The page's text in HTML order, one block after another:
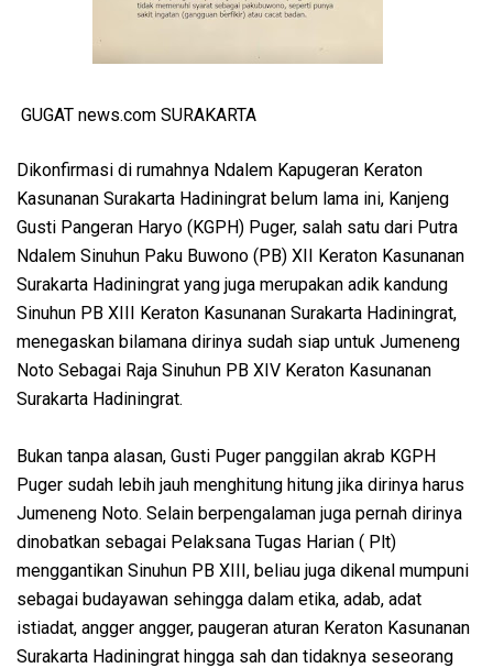
GUGAT news.com SURAKARTA
Dikonfirmasi di rumahnya Ndalem Kapugeran Keraton
Kasunanan Surakarta Hadiningrat belum lama ini, Kanjeng
Gusti Pangeran Haryo (KGPH) Puger, salah satu dari Putra
Ndalem Sinuhun Paku Buwono (PB) XII Keraton Kasunanan
Surakarta Hadiningrat yang juga merupakan adik kandung
Sinuhun PB XIII Keraton Kasunanan Surakarta Hadiningrat,
menegaskan bilamana dirinya sudah siap untuk Jumeneng
Noto Sebagai Raja Sinuhun PB XIV Keraton Kasunanan
Surakarta Hadiningrat.
Bukan tanpa alasan, Gusti Puger panggilan akrab KGPH
Puger sudah lebih jauh menghitung hitung jika dirinya harus
Jumeneng Noto. Selain berpengalaman juga pernah dirinya
dinobatkan sebagai Pelaksana Tugas Harian ( Plt)
menggantikan Sinuhun PB XIII, beliau juga dikenal mumpuni
sebagai budayawan sehingga dalam etika, adab, adat
istiadat, angger angger, paugeran aturan Keraton Kasunanan
Surakarta Hadiningrat hingga sah dan tidaknya seseorang